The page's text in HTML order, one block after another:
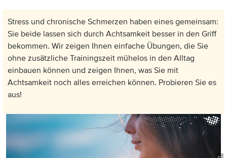
Stress und chronische Schmerzen haben eines gemeinsam:
Sie beide lassen sich durch Achtsamkeit besser in den Griff
bekommen. Wir zeigen Ihnen einfache Übungen, die Sie
ohne zusätzliche Trainingszeit mühelos in den Alltag
einbauen können und zeigen Ihnen, was Sie mit
Achtsamkeit noch alles erreichen können. Probieren Sie es
aus!